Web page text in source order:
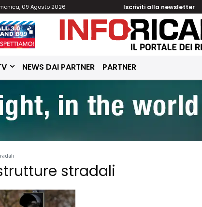
09 Agosto 2026 Iscriviti alla newsletter
NEWS DAI PARTNER PARTNER
stradali